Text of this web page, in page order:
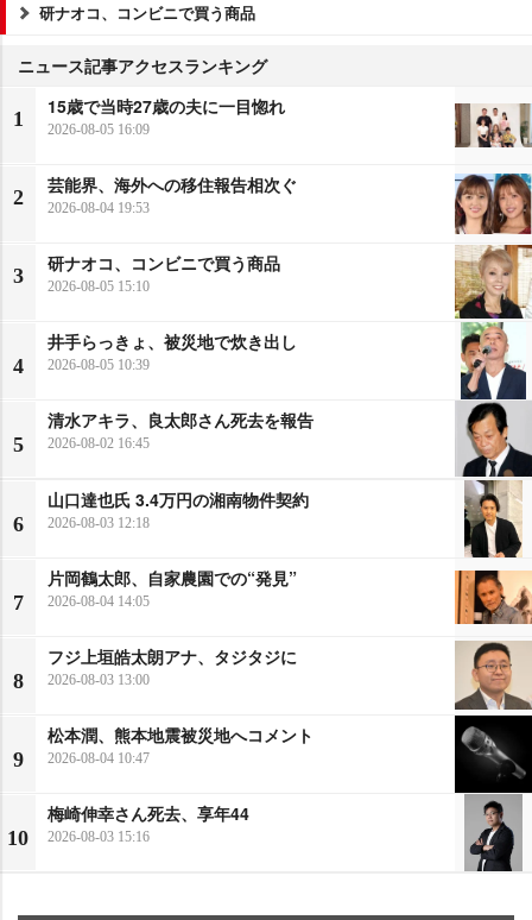
研ナオコ、コンビニで買う商品
ニュース記事アクセスランキング
1
15歳で当時27歳の夫に一目惚れ
2026-08-05 16:09
2
芸能界、海外への移住報告相次ぐ
2026-08-04 19:53
3
研ナオコ、コンビニで買う商品
2026-08-05 15:10
4
井手らっきょ、被災地で炊き出し
2026-08-05 10:39
5
清水アキラ、良太郎さん死去を報告
2026-08-02 16:45
6
山口達也氏 3.4万円の湘南物件契約
2026-08-03 12:18
7
片岡鶴太郎、自家農園での“発見”
2026-08-04 14:05
8
フジ上垣皓太朗アナ、タジタジに
2026-08-03 13:00
9
松本潤、熊本地震被災地へコメント
2026-08-04 10:47
10
梅崎伸幸さん死去、享年44
2026-08-03 15:16